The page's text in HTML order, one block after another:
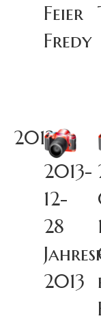
Feier
Fredy
2013
2013-
12-
28
2013